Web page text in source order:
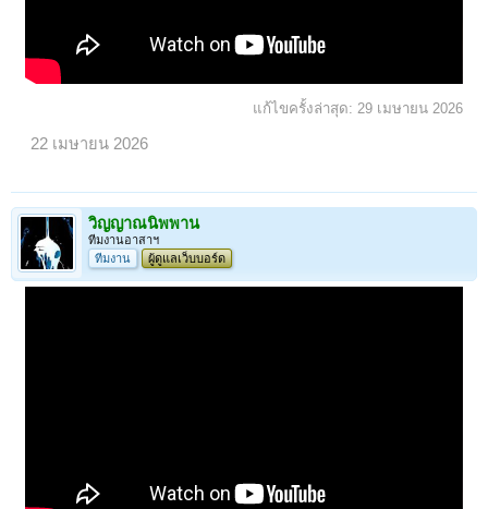
แก้ไขครั้งล่าสุด: 29 เมษายน 2026
22 เมษายน 2026
วิญญาณนิพพาน
ทีมงานอาสาฯ
ทีมงาน
ผู้ดูแลเว็บบอร์ด